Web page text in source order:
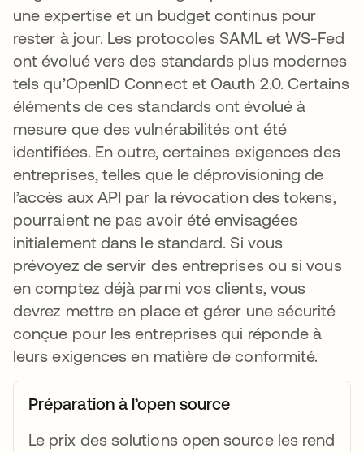
une expertise et un budget continus pour
rester à jour. Les protocoles SAML et WS-Fed
ont évolué vers des standards plus modernes
tels qu’OpenID Connect et Oauth 2.0. Certains
éléments de ces standards ont évolué à
mesure que des vulnérabilités ont été
identifiées. En outre, certaines exigences des
entreprises, telles que le déprovisioning de
l’accès aux API par la révocation des tokens,
pourraient ne pas avoir été envisagées
initialement dans le standard. Si vous
prévoyez de servir des entreprises ou si vous
en comptez déjà parmi vos clients, vous
devrez mettre en place et gérer une sécurité
conçue pour les entreprises qui réponde à
leurs exigences en matière de conformité.
Préparation à l’open source
Le prix des solutions open source les rend